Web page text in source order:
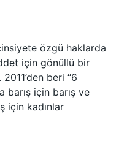
özgü haklarda
için gönüllü bir
beri “6
barış için barış ve
için kadınlar